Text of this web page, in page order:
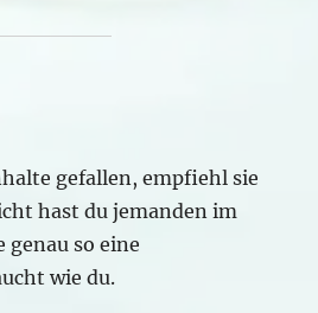
gefallen, empfiehl sie
hast du jemanden im
genau so eine
wie du.